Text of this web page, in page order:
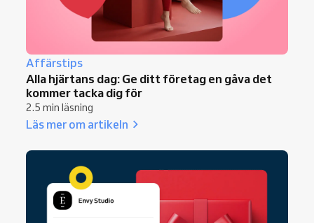
Affärstips
Alla hjärtans dag: Ge ditt företag en gåva det
kommer tacka dig för
2.5 min läsning
Läs mer om artikeln